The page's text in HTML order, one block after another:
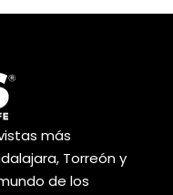
más
Torreón y
de los